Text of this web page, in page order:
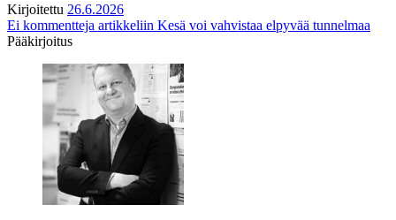
Kirjoitettu 26.6.2026
Ei kommentteja artikkeliin Kesä voi vahvistaa elpyvää tunnelmaa
Pääkirjoitus